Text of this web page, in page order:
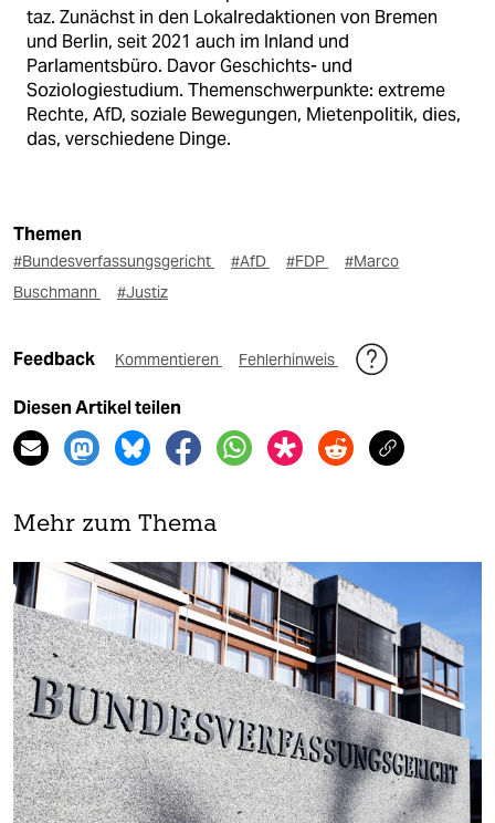
taz. Zunächst in den Lokalredaktionen von Bremen
und Berlin, seit 2021 auch im Inland und
Parlamentsbüro. Davor Geschichts- und
Soziologiestudium. Themenschwerpunkte: extreme
Rechte, AfD, soziale Bewegungen, Mietenpolitik, dies,
das, verschiedene Dinge.
Themen
#Bundesverfassungsgericht #AfD #FDP
#Marco
Buschmann
#Justiz
Feedback Kommentieren Fehlerhinweis
Diesen Artikel teilen
Mehr zum Thema